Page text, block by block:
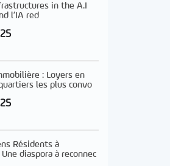
in the A.I
l’IA red
: Loyers en
les plus convo
Résidents à
Une diaspora à reconnec